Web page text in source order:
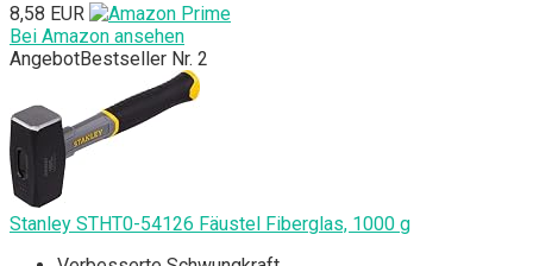
8,58 EUR
Bei Amazon ansehen
AngebotBestseller Nr. 2
Stanley STHT0-54126 Fäustel Fiberglas, 1000 g